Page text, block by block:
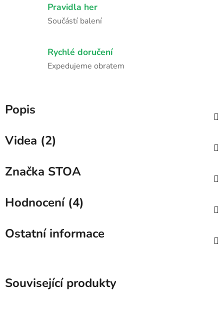
Pravidla her
Součástí balení
Rychlé doručení
Expedujeme obratem
Popis
Videa (2)
Značka STOA
Hodnocení (4)
Ostatní informace
Související produkty